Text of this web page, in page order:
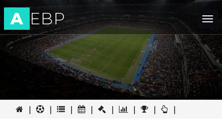
A EBP
| | | | | | | |